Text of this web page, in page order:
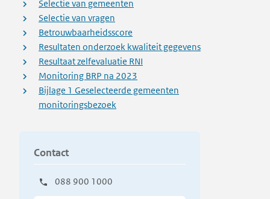
Selectie van gemeenten
Selectie van vragen
Betrouwbaarheidsscore
Resultaten onderzoek kwaliteit gegevens
Resultaat zelfevaluatie RNI
Monitoring BRP na 2023
Bijlage 1 Geselecteerde gemeenten
monitoringsbezoek
Contact
088 900 1000